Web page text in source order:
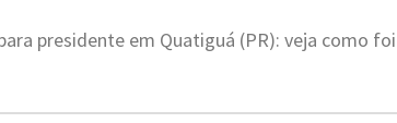
presidente em Quatiguá (PR): veja como